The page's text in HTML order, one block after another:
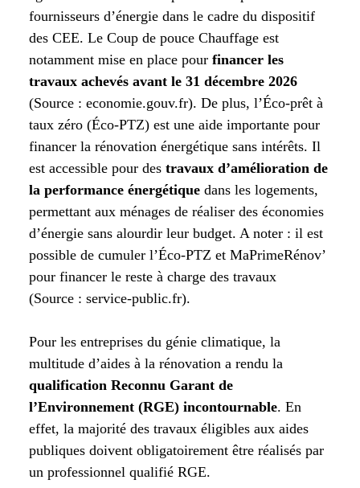
fournisseurs d’énergie dans le cadre du dispositif
des CEE. Le Coup de pouce Chauffage est
notamment mise en place pourfinancer les
travaux achevés avant le 31 décembre 2026
(Source : economie.gouv.fr). De plus, l’Éco-prêt à
taux zéro (Éco-PTZ) est une aide importante pour
financer la rénovation énergétique sans intérêts. Il
est accessible pour des travaux d’amélioration de
la performance énergétiquedans les logements,
permettant aux ménages de réaliser des économies
d’énergie sans alourdir leur budget. A noter : il est
possible de cumuler l’Éco-PTZ et MaPrimeRénov’
pour financer le reste à charge des travaux
(Source : service-public.fr).
Pour les entreprises du génie climatique, la
multitude d’aides à la rénovation a rendu la
qualification Reconnu Garant de
l’Environnement (RGE) incontournable. En
effet, la majorité des travaux éligibles aux aides
publiques doivent obligatoirement être réalisés par
un professionnel qualifié RGE.